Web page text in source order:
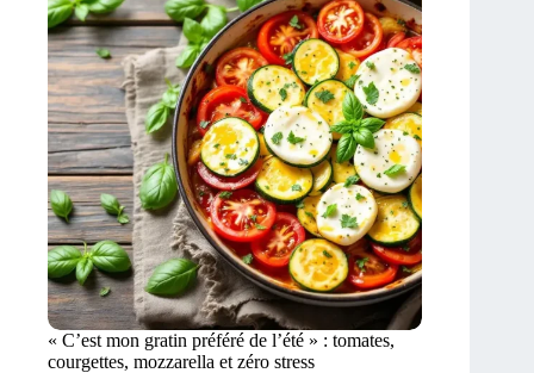
« C’est mon gratin préféré de l’été » : tomates,
courgettes, mozzarella et zéro stress